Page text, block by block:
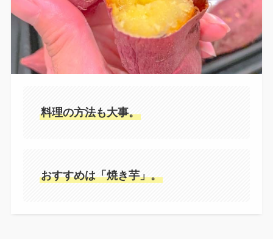
料理の方法も大事。
おすすめは「焼き芋」。